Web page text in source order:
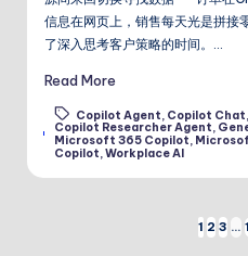
信息在网页上，销售每天光是拼接
了深入思考客户策略的时间。…
Read More
Tags:
Copilot Agent Copilot Chat
Copilot Researcher Agent,
Microsoft 365 Copilot,
Copilot,Workplace AI
1 2 3 …